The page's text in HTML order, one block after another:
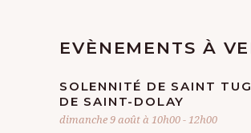
E
M
E
EVÈNEMENTS À
SOLENNITÉ DE SAINT
DE SAINT-DOLAY
dimanche 9 août à 10h00-12h00